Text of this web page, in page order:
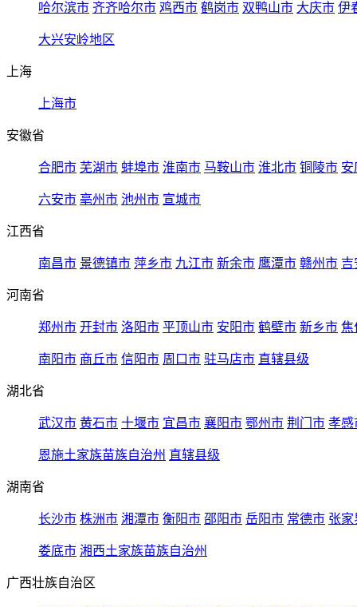
哈尔滨市 齐齐哈尔市 鸡西市 鹤岗市 双鸭山市 大庆市 伊
大兴安岭地区
上海
上海市
安徽省
合肥市 芜湖市 蚌埠市 淮南市 马鞍山市 淮北市 铜陵市 安
六安市 亳州市 池州市 宣城市
江西省
南昌市 景德镇市 萍乡市 九江市 新余市 鹰潭市 赣州市 吉
河南省
郑州市 开封市 洛阳市 平顶山市 安阳市 鹤壁市 新乡市 焦
南阳市 商丘市 信阳市 周口市 驻马店市 直辖县级
湖北省
武汉市 黄石市 十堰市 宜昌市 襄阳市 鄂州市 荆门市 孝感
恩施土家族苗族自治州 直辖县级
湖南省
长沙市 株洲市 湘潭市 衡阳市 邵阳市 岳阳市 常德市 张家
娄底市 湘西土家族苗族自治州
广西壮族自治区